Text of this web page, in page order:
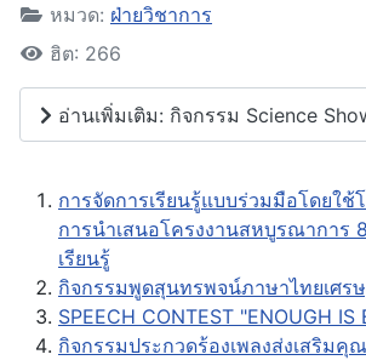
หมวด: ฝ่ายวิชาการ
ฮิต: 266
อ่านเพิ่มเติม: กิจกรรม Science
การจัดการเรียนรู้แบบร่วมมือโดยใช้
การนำเสนอโครงงานสหบูรณาการ
เรียนรู้
กิจกรรมพูดสุนทรพจน์ภาษาไทยเศร
SPEECH CONTEST "ENOUGH IS
กิจกรรมประกวดร้องเพลงส่งเสริม